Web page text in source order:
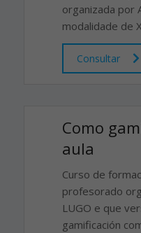
organizada por
modalidade de
Consultar
Como
aula
Curso de
profesorado
LUGO e que
gamificación